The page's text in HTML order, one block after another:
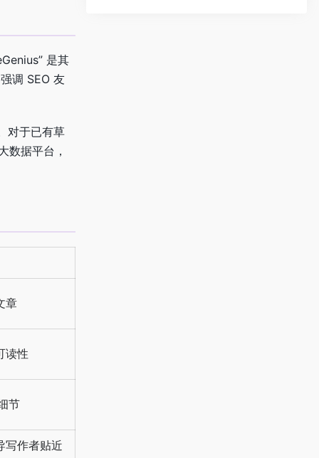
是其
调 SEO 友
对于已有草
数据平台，
章
读性
节
写作者贴近